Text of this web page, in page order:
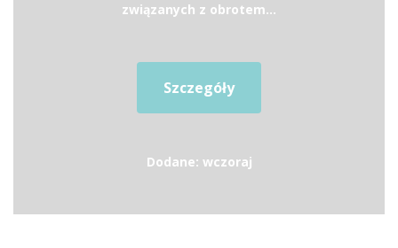
związanych z obrotem...
Szczegóły
Dodane: wczoraj